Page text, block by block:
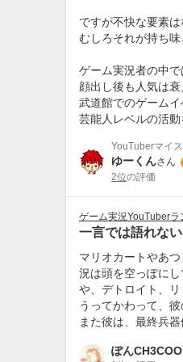
ですが不快な要素は
むしろそれが持ち味
ゲーム実況者の中で
顔出し後も人気は衰
武道館でのゲーム
芸能人レベルの活動
YouTuberマイ
ゆーくんさん
2位の評価
ゲーム実況YouTuberラ
一言では語れな
マリオカートやあ
況は頭を空っぽに
や、デトロイト、
うってかわって、
また彼は、最終兵
ぽん